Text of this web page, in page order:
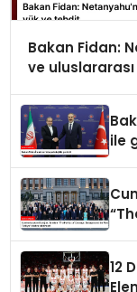
Bakan Fidan:
ve
ile
12